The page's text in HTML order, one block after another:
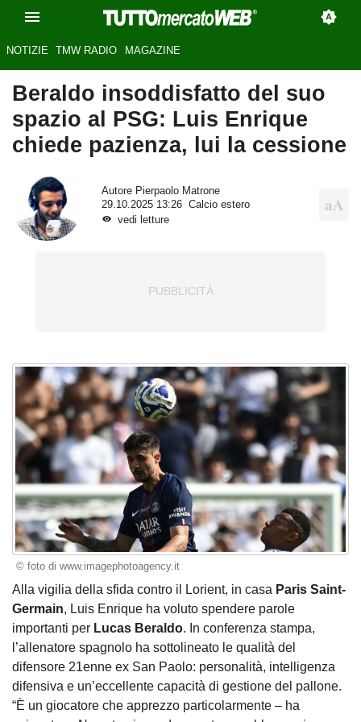
NOTIZIE TMW RADIO MAGAZINE
Beraldo insoddisfatto del suo
spazio al PSG: Luis Enrique
chiede pazienza, lui la cessione
Autore Pierpaolo Matrone
29.10.2025 13:26
Calcio estero
vedi letture
© foto di www.imagephotoagency.it
Alla vigilia della sfida contro il Lorient, in casa Paris Saint-
Germain, Luis Enrique ha voluto spendere parole
importanti per Lucas Beraldo. In conferenza stampa,
l’allenatore spagnolo ha sottolineato le qualità del
difensore 21enne ex San Paolo: personalità, intelligenza
difensiva e un’eccellente capacità di gestione del pallone.
“È un giocatore che apprezzo particolarmente – ha